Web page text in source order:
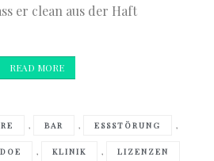
er clean aus der Haft
READ MORE
, BAR , ESSSTÖRUNG ,
, KLINIK , LIZENZEN